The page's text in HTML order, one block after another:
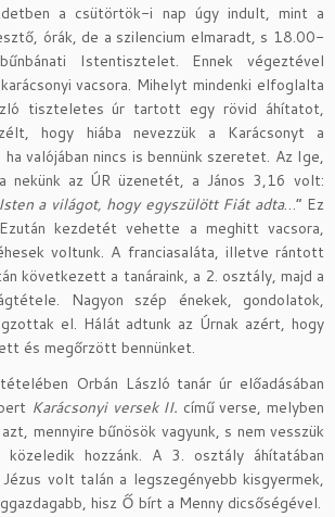
a csütörtök-i nap úgy indult, mint a
órák, de a szilencium elmaradt, s 18.00-
Istentisztelet. Ennek végeztével
vacsora. Mihelyt mindenki elfoglalta
tiszteletes úr tartott egy rövid áhítatot,
hogy hiába nevezzük a Karácsonyt a
valójában nincs is bennünk szeretet. Az Ige,
nekünk az ÚR üzenetét, a János 3,16 volt:
a világot, hogy egyszülött Fiát adta…” Ez
kezdetét vehette a meghitt vacsora,
voltunk. A franciasaláta, illetve rántott
következett a tanáraink, a 2. osztály, majd a
Nagyon szép énekek, gondolatok,
el. Hálát adtunk az Úrnak azért, hogy
és megőrzött bennünket.
Orbán László tanár úr előadásában
Karácsonyi versek II. című verse, melyben
mennyire bűnösök vagyunk, s nem vesszük
hozzánk. A 3. osztály áhítatában
volt talán a legszegényebb kisgyermek,
hisz Ő bírt a Menny dicsőségével.